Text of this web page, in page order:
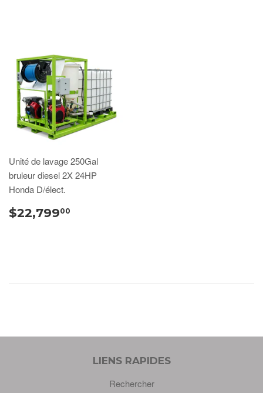
Unité de lavage 250Gal
bruleur diesel 2X 24HP
Honda D/élect.
$22,79900
LIENS RAPIDES
Rechercher